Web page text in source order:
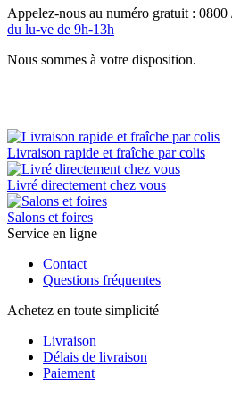
Appelez-nous au numéro gratuit : 0800
du lu-ve de 9h-13h
Nous sommes à votre disposition.
Livraison rapide et fraîche par colis
Livré directement chez vous
Salons et foires
Service en ligne
Contact
Questions fréquentes
Achetez en toute simplicité
Livraison
Délais de livraison
Paiement